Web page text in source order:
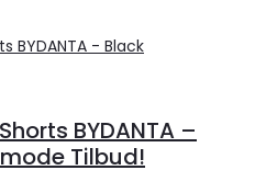
BYDANTA –
Tilbud!